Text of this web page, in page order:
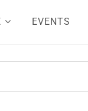
EVENTS